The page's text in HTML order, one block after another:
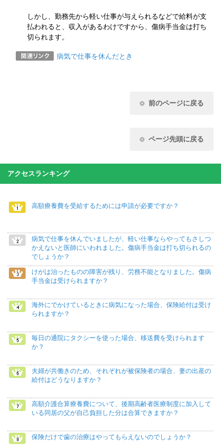
しかし、勤務先から軽い仕事が与えられるなどで給料が支
払われると、収入があるわけですから、傷病手当金は打ち
切られます。
病気で仕事を休んだとき
前のページに戻る
ページ先頭に戻る
アクセスランキング
高額療養費を受給するためには申請が必要ですか？
病気で仕事を休んでいましたが、軽い仕事ならやってもさしつ
かえないと医師にいわれました。傷病手当金は打ち切られるの
でしょうか？
けがは治ったものの障害が残り、労務不能となりました。傷病
手当金は受けられますか？
海外にでかけているときに病気になった場合、保険給付は受け
られますか？
毎日の通院にタクシーを使った場合、移送費を受けられます
か？
夫婦が共働きのため、それぞれが被保険者の場合、妻の出産の
給付はどうなりますか？
高額介護合算療養費について、後期高齢者医療制度に加入して
いる同居の父が自己負担した分は合算できますか？
保険だけで歯の治療はやってもらえないのでしょうか？